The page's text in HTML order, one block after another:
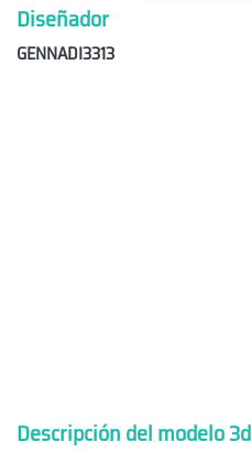
Diseñador
GENNADI3313
Descripción del modelo 3d